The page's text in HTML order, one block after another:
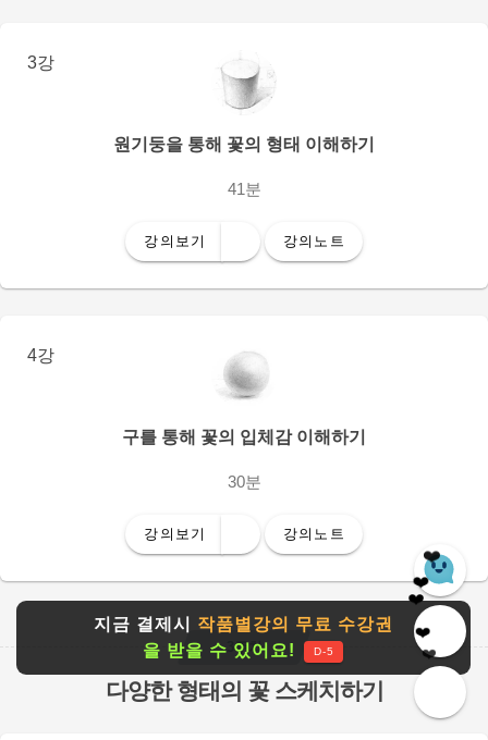
지금 결제시 작품별강의 무료 수강권
을 받을 수 있어요!
D-5
3강
원기둥을 통해 꽃의 형태 이해하기
41분
강의보기 강의노트
4강
구를 통해 꽃의 입체감 이해하기
30분
강의보기 강의노트
3주차
다양한 형태의 꽃 스케치하기
❤️
❤️
❤️❤️